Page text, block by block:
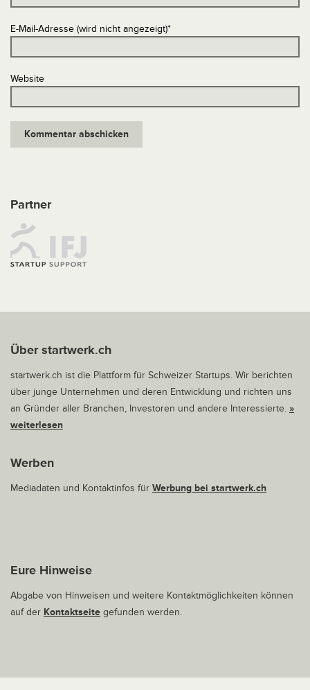
E-Mail-Adresse (wird nicht angezeigt)*
Website
Partner
Über startwerk.ch
startwerk.ch ist die Plattform für Schweizer Startups. Wir berichten
über junge Unternehmen und deren Entwicklung und richten uns
an Gründer aller Branchen, Investoren und andere Interessierte. »
weiterlesen
Werben
Mediadaten und Kontaktinfos für Werbung bei startwerk.ch
Eure Hinweise
Abgabe von Hinweisen und weitere Kontaktmöglichkeiten können
auf der Kontaktseite gefunden werden.